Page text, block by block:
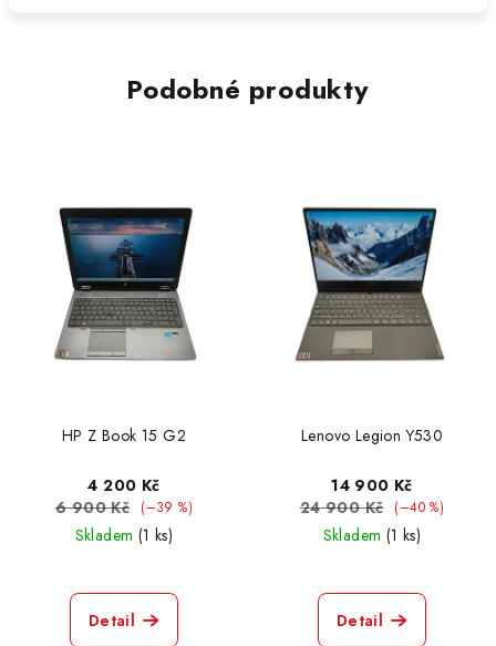
Podobné produkty
HP Z Book 15 G2
4 200 Kč
6 900 Kč
(–39 %)
Skladem (1 ks)
Detail
Lenovo Legion Y530
14 900 Kč
24 900 Kč (–40 %)
Skladem (1 ks)
Detail